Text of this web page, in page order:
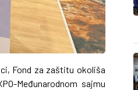
Fond za zaštitu okoliša
Međunarodnom sajmu